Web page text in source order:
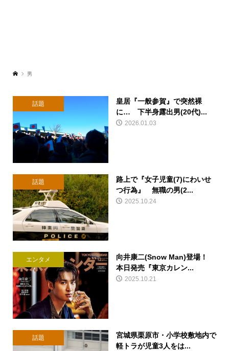
男
話題
皇居『一般参賀』で突然裸
に… 下半身露出男(20代)...
2026.01.03
話題
路上で『女子児童(7)にわいせ
つ行為』 無職の男(2...
2025.10.24
エンタメ
向井康二(Snow Man)登場！
本日発売『東京カレン...
2025.10.21
話題
宮城県栗原市・小学校敷地内で
軽トラが児童3人をは...